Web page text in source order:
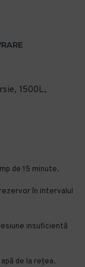
1500L,
de 15 minute.
în intervalul
insuficientă
de la rețea.